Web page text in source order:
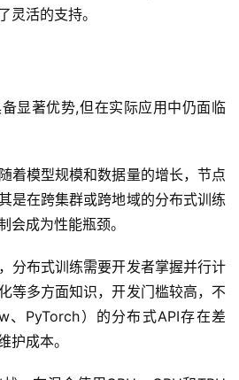
灵活的支持。
显著优势,但在实际应用中仍面临
着模型规模和数据量的增长，节点
是在跨集群或跨地域的分布式训练
会成为性能瓶颈。
分布式训练需要开发者掌握并行计
等多方面知识，开发门槛较高，不
、PyTorch）的分布式API存在差
护成本。